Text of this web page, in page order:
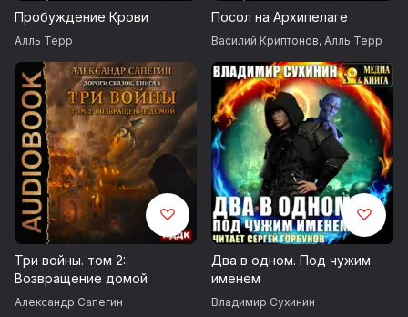
Возрастные ограничения 18+
© Терр Алль
© ИДДК
Пробуждение Крови
Алль Терр
Посол на Архипелаге
Василий Криптонов, Алль Терр
Три войны. том 2:
Возвращение домой
Александр Сапегин
Два в одном. Под чужим
именем
Владимир Сухинин